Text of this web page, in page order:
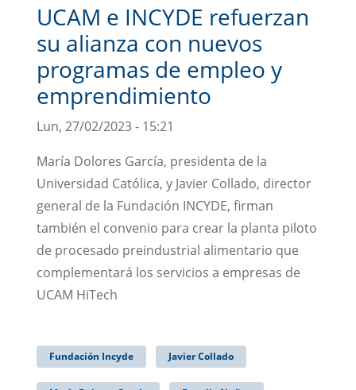
UCAM e INCYDE refuerzan
su alianza con nuevos
programas de empleo y
emprendimiento
Lun, 27/02/2023 - 15:21
María Dolores García, presidenta de la
Universidad Católica, y Javier Collado, director
general de la Fundación INCYDE, firman
también el convenio para crear la planta piloto
de procesado preindustrial alimentario que
complementará los servicios a empresas de
UCAM HiTech
Fundación Incyde Javier Collado